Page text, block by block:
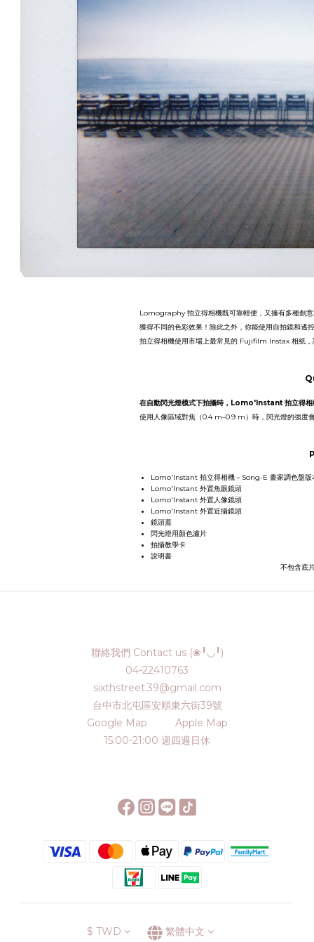
Lomography 拍立得相機既可靠輕便，又擁有多種創
獲得不同的色彩效果！除此之外，你能使用自拍鏡和
拍立得相機使用市場上最常見的 Fujifilm Instax 相紙
在自動閃光燈模式下拍攝時，Lomo'Instant 拍立得相
使用人像區域對焦（0.4 m–0.9 m）時，閃光燈的強度
Lomo'Instant 拍立得相機－Song-E 畫家調色盤版
Lomo'Instant 外置魚眼鏡頭
Lomo'Instant 外置人像鏡頭
Lomo'Instant 外置近攝鏡頭
鏡頭蓋
閃光燈用顏色濾片
拍攝教學卡
說明書
不包含底
聯絡我們 Contact us (❀╹◡╹)
04-22410763
sixthstreet.39@gmail.com
台中市北屯區安順東六街39號
Google Map
Apple Map
15:00-21:00 週四週日休
$ TWD 繁體中文